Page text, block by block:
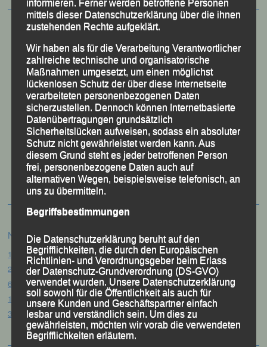
50 Jahre LG Passau
Festzschrift
Neueste Beiträge
15. Pörndorfer Sommernachtslauf – Pörndorf, 01.08.2026
20. Goldener Steig-Lauf – Stozec/Tusset, 01.08.2026
61. Bergsportfest – Ortenburg, 26.07.2026
12. Loser Berglauf – Altaussee/Österreich, 25.07.2026
32. Sommerbiathlon – Passau, 18.07.2026
informieren. Ferner werden betroffene Personen
mittels dieser Datenschutzerklärung über die ihnen
zustehenden Rechte aufgeklärt.
Wir haben als für die Verarbeitung Verantwortlicher
zahlreiche technische und organisatorische
Maßnahmen umgesetzt, um einen möglichst
lückenlosen Schutz der über diese Internetseite
verarbeiteten personenbezogenen Daten
sicherzustellen. Dennoch können Internetbasierte
Datenübertragungen grundsätzlich
Sicherheitslücken aufweisen, sodass ein absoluter
Schutz nicht gewährleistet werden kann. Aus
diesem Grund steht es jeder betroffenen Person
frei, personenbezogene Daten auch auf
alternativen Wegen, beispielsweise telefonisch, an
uns zu übermitteln.
Begriffsbestimmungen
Die Datenschutzerklärung beruht auf den
Begrifflichkeiten, die durch den Europäischen
Richtlinien- und Verordnungsgeber beim Erlass
der Datenschutz-Grundverordnung (DS-GVO)
verwendet wurden. Unsere Datenschutzerklärung
soll sowohl für die Öffentlichkeit als auch für
unsere Kunden und Geschäftspartner einfach
lesbar und verständlich sein. Um dies zu
gewährleisten, möchten wir vorab die verwendeten
Begrifflichkeiten erläutern.